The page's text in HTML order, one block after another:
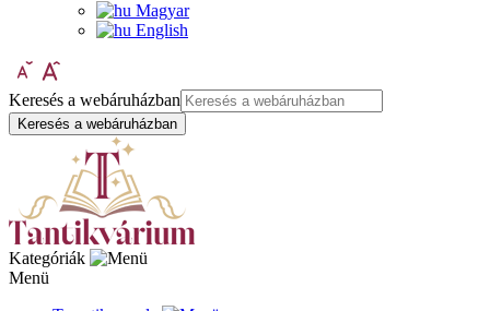
Magyar
English
Keresés a webáruházban
Keresés a webáruházban
Kategóriák
Menü